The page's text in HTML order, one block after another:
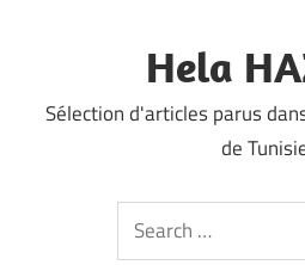
Hela
Sélection d'articles parus
de
Search
for: